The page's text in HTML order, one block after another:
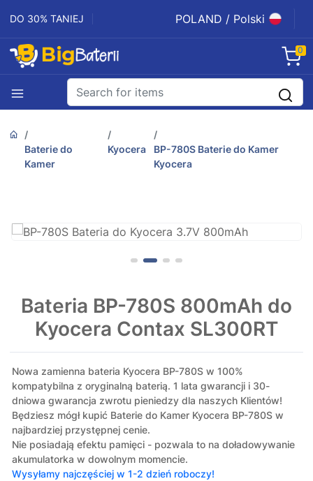
DO 30% TANIEJ POLAND / Polski
0
Baterie do
Kamer
Kyocera
BP-780S Baterie do Kamer
Kyocera
Bateria BP-780S 800mAh do
Kyocera Contax SL300RT
Nowa zamienna bateria Kyocera BP-780S w 100%
kompatybilna z oryginalną baterią. 1 lata gwarancji i 30-
dniowa gwarancja zwrotu pieniedzy dla naszych Klientów!
Będziesz mógł kupić Baterie do Kamer Kyocera BP-780S w
najbardziej przystępnej cenie.
Nie posiadają efektu pamięci - pozwala to na doładowywanie
akumulatorka w dowolnym momencie.
Wysyłamy najczęściej w 1-2 dzień roboczy!